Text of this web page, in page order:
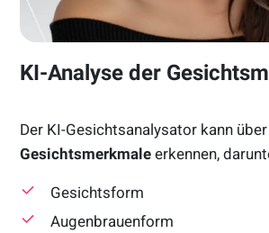
KI-Analyse der
Der KI-Gesichtsanalysator kann
Gesichtsmerkmale erkennen,
Gesichtsform
Augenbrauenform